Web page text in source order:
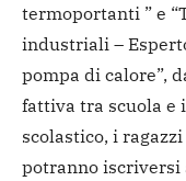
termoportanti ” e
industriali –
pompa di calore”,
fattiva tra scuola e
scolastico, i
potranno iscriversi